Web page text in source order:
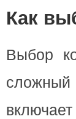
Как
Выбор